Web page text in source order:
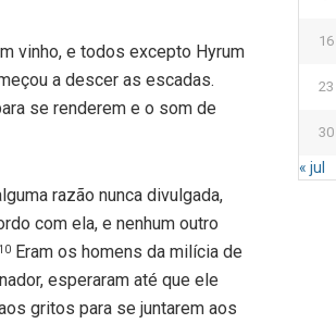
vinho, e todos excepto Hyrum
a descer as escadas.
se renderem e o som de
razão nunca divulgada,
com ela, e nenhum outro
10 Eram os homens da milícia de
esperaram até que ele
gritos para se juntarem aos
16
23
30
« jul